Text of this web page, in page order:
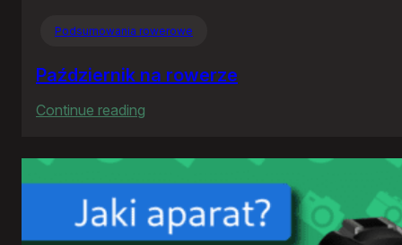
Podsumowania rowerowe
Październik na rowerze
Continue reading
na
rowerze